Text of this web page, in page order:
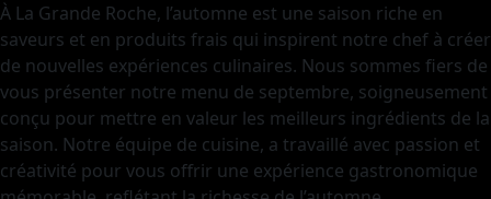
À La Grande Roche, l’automne est une saison riche en
saveurs et en produits frais qui inspirent notre chef à créer
de nouvelles expériences culinaires. Nous sommes fiers de
vous présenter notre menu de septembre, soigneusement
conçu pour mettre en valeur les meilleurs ingrédients de la
saison. Notre équipe de cuisine, a travaillé avec passion et
créativité pour vous offrir une expérience gastronomique